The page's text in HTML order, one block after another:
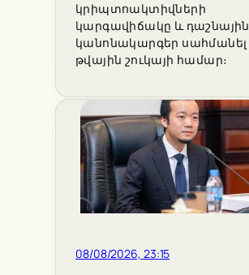
կրիպտոակտիվների
կարգավիճակը և դաշնային
կանոնակարգեր սահմանել
թվային շուկայի համար։
08/08/2026, 23:15